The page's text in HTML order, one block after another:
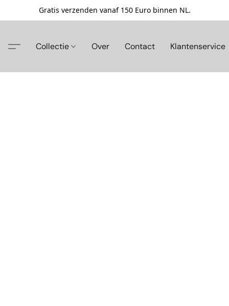
Gratis verzenden vanaf 150 Euro binnen NL.
Collectie Over Contact Klantenservice